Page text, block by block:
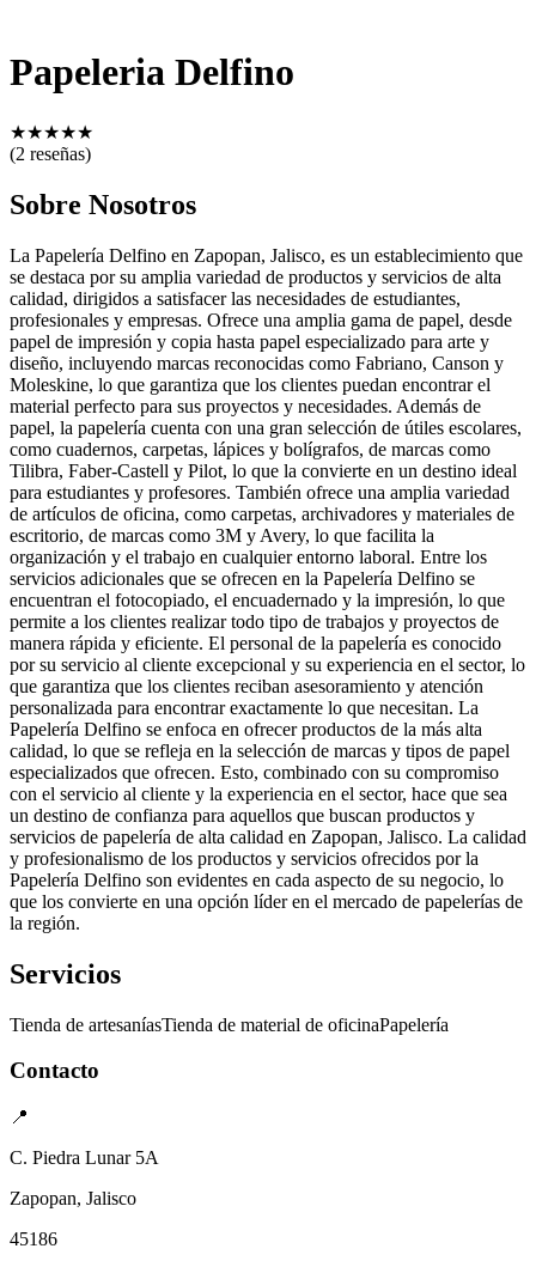
Papeleria Delfino
★★★★★
(2 reseñas)
Sobre Nosotros
La Papelería Delfino en Zapopan, Jalisco, es un establecimiento que
se destaca por su amplia variedad de productos y servicios de alta
calidad, dirigidos a satisfacer las necesidades de estudiantes,
profesionales y empresas. Ofrece una amplia gama de papel, desde
papel de impresión y copia hasta papel especializado para arte y
diseño, incluyendo marcas reconocidas como Fabriano, Canson y
Moleskine, lo que garantiza que los clientes puedan encontrar el
material perfecto para sus proyectos y necesidades. Además de
papel, la papelería cuenta con una gran selección de útiles escolares,
como cuadernos, carpetas, lápices y bolígrafos, de marcas como
Tilibra, Faber-Castell y Pilot, lo que la convierte en un destino ideal
para estudiantes y profesores. También ofrece una amplia variedad
de artículos de oficina, como carpetas, archivadores y materiales de
escritorio, de marcas como 3M y Avery, lo que facilita la
organización y el trabajo en cualquier entorno laboral. Entre los
servicios adicionales que se ofrecen en la Papelería Delfino se
encuentran el fotocopiado, el encuadernado y la impresión, lo que
permite a los clientes realizar todo tipo de trabajos y proyectos de
manera rápida y eficiente. El personal de la papelería es conocido
por su servicio al cliente excepcional y su experiencia en el sector, lo
que garantiza que los clientes reciban asesoramiento y atención
personalizada para encontrar exactamente lo que necesitan. La
Papelería Delfino se enfoca en ofrecer productos de la más alta
calidad, lo que se refleja en la selección de marcas y tipos de papel
especializados que ofrecen. Esto, combinado con su compromiso
con el servicio al cliente y la experiencia en el sector, hace que sea
un destino de confianza para aquellos que buscan productos y
servicios de papelería de alta calidad en Zapopan, Jalisco. La calidad
y profesionalismo de los productos y servicios ofrecidos por la
Papelería Delfino son evidentes en cada aspecto de su negocio, lo
que los convierte en una opción líder en el mercado de papelerías de
la región.
Servicios
Tienda de artesaníasTienda de material de oficinaPapelería
Contacto
📍
C. Piedra Lunar 5A
Zapopan, Jalisco
45186